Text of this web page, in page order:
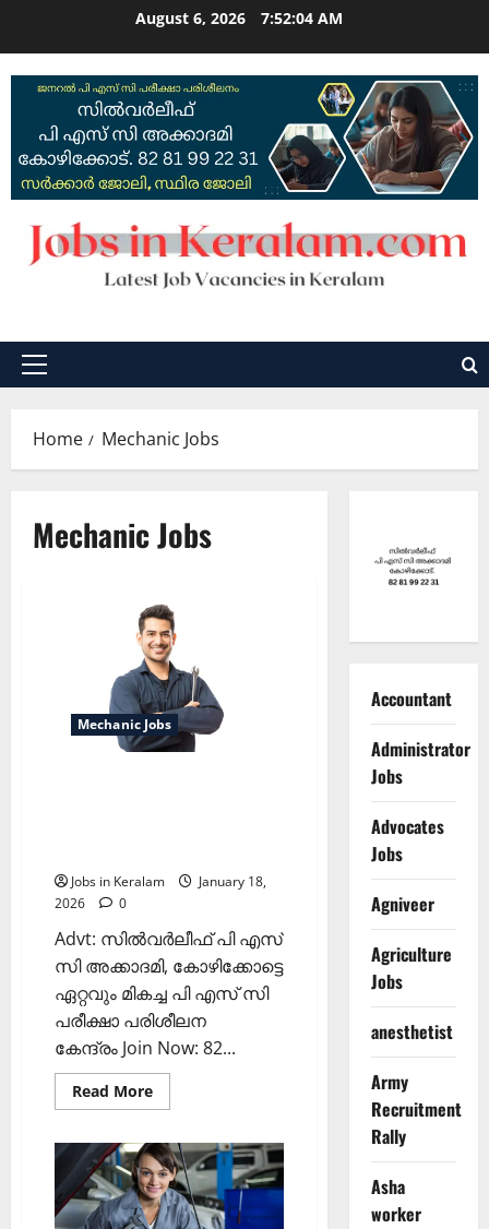
August 6, 2026 7:52:05 AM
Primary
Home Mechanic Jobs
Mechanic Jobs
Mechanic Jobs
Jobs in Keralam
January 18,
2026
0
Advt: സില്‍വര്‍ലീഫ് പി എസ്
സി അക്കാദമി, കോഴിക്കോട്ടെ
ഏറ്റവും മികച്ച പി എസ് സി
പരീക്ഷാ പരിശീലന
കേന്ദ്രം Join Now: 82...
Read MoreRead
more
ഒ.ബി.എം
സർവീസ്
സെന്ററുകളിൽ
മെക്കാനിക്കുകളെ
നിയമിക്കുന്നു
Accountant
Administrator
Jobs
Advocates
Jobs
Agniveer
Agriculture
Jobs
anesthetist
Army
Recruitment
Rally
Asha
worker